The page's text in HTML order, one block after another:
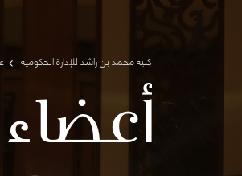
كلية محمد بن راشد للإدارة الحكومية